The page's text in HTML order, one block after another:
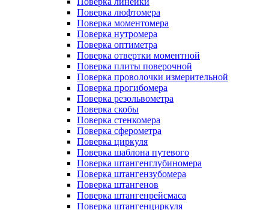
Поверка люфтомера
Поверка моментомера
Поверка нутромера
Поверка оптиметра
Поверка отвертки моментной
Поверка плиты поверочной
Поверка проволочки измерительной
Поверка прогибомера
Поверка резольвометра
Поверка скобы
Поверка стенкомера
Поверка сферометра
Поверка циркуля
Поверка шаблона путевого
Поверка штангенглубиномера
Поверка штангензубомера
Поверка штангенов
Поверка штангенрейсмаса
Поверка штангенциркуля